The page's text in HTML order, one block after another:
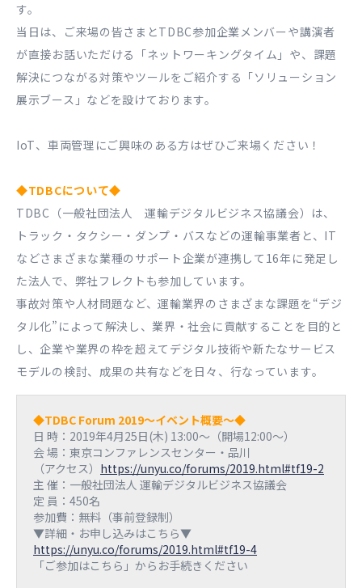
す。
当日は、ご来場の皆さまとTDBC参加企業メンバーや講演者
が直接お話いただける「ネットワーキングタイム」や、課題
解決につながる対策やツールをご紹介する「ソリューション
展示ブース」などを設けております。
IoT、車両管理にご興味のある方はぜひご来場ください！
◆TDBCについて◆
TDBC（一般社団法人 運輸デジタルビジネス協議会）は、
トラック・タクシー・ダンプ・バスなどの運輸事業者と、IT
などさまざまな業種のサポート企業が連携して16年に発足し
た法人で、弊社フレクトも参加しています。
事故対策や人材問題など、運輸業界のさまざまな課題を“デジ
タル化”によって解決し、業界・社会に貢献することを目的と
し、企業や業界の枠を超えてデジタル技術や新たなサービス
モデルの検討、成果の共有などを日々、行なっています。
◆TDBC Forum 2019〜イベント概要〜◆
日 時：2019年4月25日(木) 13:00～（開場12:00〜）
会 場：東京コンファレンスセンター・品川
（アクセス） https://unyu.co/forums/2019.html#tf19-2
主 催：一般社団法人 運輸デジタルビジネス協議会
定 員：450名
参加費：無料（事前登録制）
▼詳細・お申し込みはこちら▼
https://unyu.co/forums/2019.html#tf19-4
「ご参加はこちら」からお手続きください